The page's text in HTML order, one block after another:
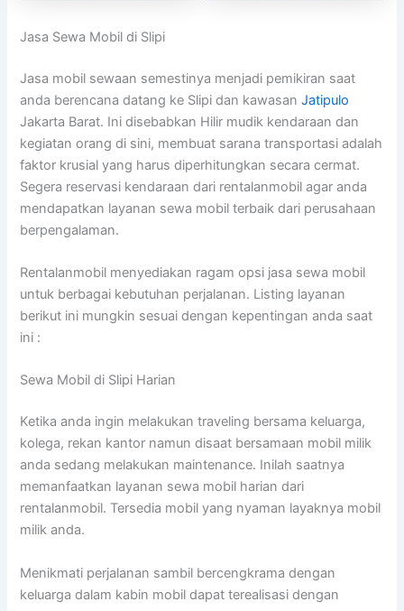
Jasa Sewa Mobil di Slipi
Jasa mobil sewaan semestinya menjadi pemikiran saat
anda berencana datang ke Slipi dan kawasanJatipulo
Jakarta Barat. Ini disebabkan Hilir mudik kendaraan dan
kegiatan orang di sini, membuat sarana transportasi adalah
faktor krusial yang harus diperhitungkan secara cermat.
Segera reservasi kendaraan dari rentalanmobil agar anda
mendapatkan layanan sewa mobil terbaik dari perusahaan
berpengalaman.
Rentalanmobil menyediakan ragam opsi jasa sewa mobil
untuk berbagai kebutuhan perjalanan. Listing layanan
berikut ini mungkin sesuai dengan kepentingan anda saat
ini :
Sewa Mobil di Slipi Harian
Ketika anda ingin melakukan traveling bersama keluarga,
kolega, rekan kantor namun disaat bersamaan mobil milik
anda sedang melakukan maintenance. Inilah saatnya
memanfaatkan layanan sewa mobil harian dari
rentalanmobil. Tersedia mobil yang nyaman layaknya mobil
milik anda.
Menikmati perjalanan sambil bercengkrama dengan
keluarga dalam kabin mobil dapat terealisasi dengan